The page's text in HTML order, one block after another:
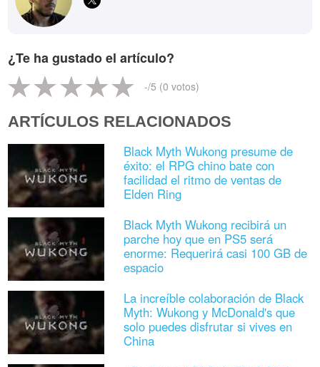
¿Te ha gustado el artículo?
-/5 (0 votos)
ARTÍCULOS RELACIONADOS
Black Myth Wukong presume de
éxito: el RPG chino bate con
facilidad el ritmo de ventas de
Elden Ring
Black Myth Wukong recibirá un
parche hoy que en PS5 será
enorme: Requerirá casi 100 GB de
espacio
La increíble colaboración de Black
Myth: Wukong y McDonald's que
solo puedes disfrutar si vives en
China